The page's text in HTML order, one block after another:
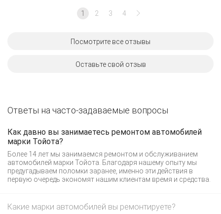
1 2 3 4
Посмотрите все отзывы
Оставьте свой отзыв
Ответы на часто-задаваемые вопросы
Как давно вы занимаетесь ремонтом автомобилей
марки Тойота?
Более 14 лет мы занимаемся ремонтом и обслуживанием
автомобилей марки Тойота. Благодаря нашему опыту мы
предугадываем поломки заранее, именно эти действия в
первую очередь экономят нашим клиентам время и средства.
Какие марки автомобилей вы ремонтируете?